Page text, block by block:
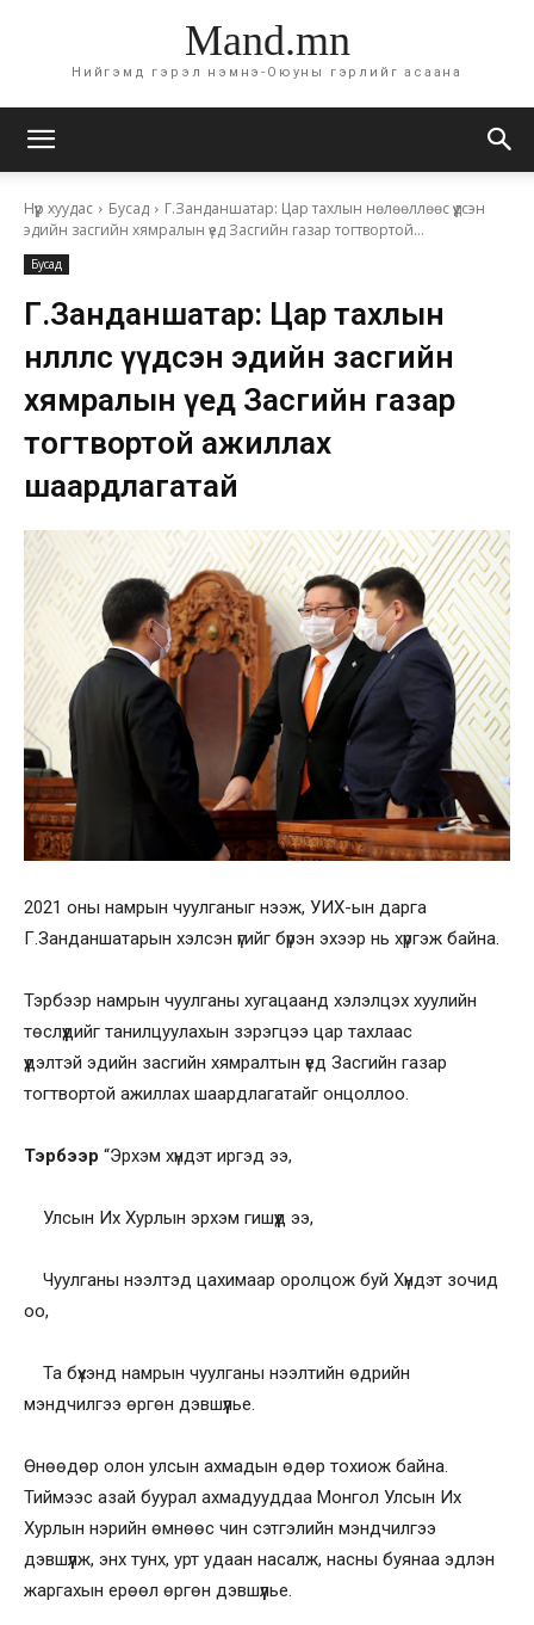
Mand.mn
Нийгэмд гэрэл нэмнэ-Оюуны гэрлийг асаана
Нүүр хуудас Бусад
Г.Занданшатар: Цар тахлын нөлөөллөөс үүдсэн
эдийн засгийн хямралын үед Засгийн газар тогтвортой...
Бусад
Г.Занданшатар: Цар тахлын
нөлөөллөөс үүдсэн эдийн засгийн
хямралын үед Засгийн газар
тогтвортой ажиллах
шаардлагатай
2021 оны намрын чуулганыг нээж, УИХ-ын дарга
Г.Занданшатарын хэлсэн үгийг бүрэн эхээр нь хүргэж байна.
Тэрбээр намрын чуулганы хугацаанд хэлэлцэх хуулийн
төслүүдийг танилцуулахын зэрэгцээ цар тахлаас
үүдэлтэй эдийн засгийн хямралтын үед Засгийн газар
тогтвортой ажиллах шаардлагатайг онцоллоо.
Тэрбээр “Эрхэм хүндэт иргэд ээ,
Улсын Их Хурлын эрхэм гишүүд ээ,
Чуулганы нээлтэд цахимаар оролцож буй Хүндэт зочид
оо,
Та бүхэнд намрын чуулганы нээлтийн өдрийн
мэндчилгээ өргөн дэвшүүлье.
Өнөөдөр олон улсын ахмадын өдөр тохиож байна.
Тиймээс азай буурал ахмадууддаа Монгол Улсын Их
Хурлын нэрийн өмнөөс чин сэтгэлийн мэндчилгээ
дэвшүүлж, энх тунх, урт удаан насалж, насны буянаа эдлэн
жаргахын ерөөл өргөн дэвшүүлье.